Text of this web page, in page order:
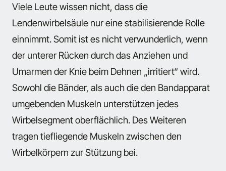
Viele Leute wissen nicht, dass die
Lendenwirbelsäule nur eine stabilisierende Rolle
einnimmt. Somit ist es nicht verwunderlich, wenn
der unterer Rücken durch das Anziehen und
Umarmen der Knie beim Dehnen „irritiert“ wird.
Sowohl die Bänder, als auch die den Bandapparat
umgebenden Muskeln unterstützen jedes
Wirbelsegment oberflächlich. Des Weiteren
tragen tiefliegende Muskeln zwischen den
Wirbelkörpern zur Stützung bei.